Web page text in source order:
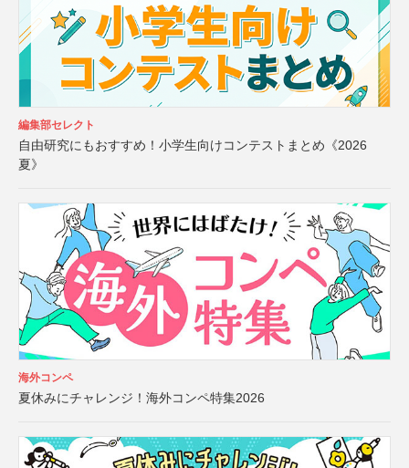
編集部セレクト
自由研究にもおすすめ！小学生向けコンテストまとめ《2026
夏》
海外コンペ
夏休みにチャレンジ！海外コンペ特集2026